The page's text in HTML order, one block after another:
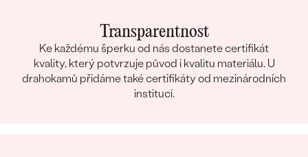
Transparentnost
Ke každému šperku od nás dostanete certifikát
kvality, který potvrzuje původ i kvalitu materiálu. U
drahokamů přidáme také certifikáty od mezinárodních
institucí.